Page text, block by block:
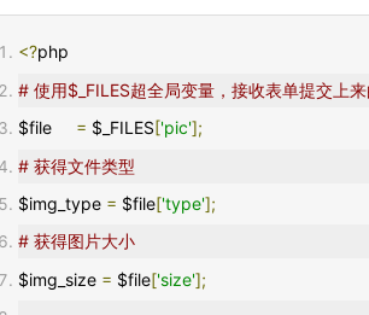
<?php
# 使用$_FILES超全局变量，接收表单提交上
$file = $_FILES['pic'];
# 获得文件类型
$img_type = $file['type'];
# 获得图片大小
$img_size = $file['size'];